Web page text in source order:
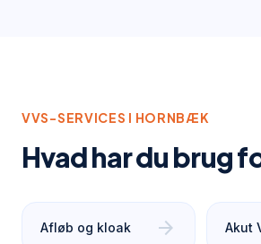
VVS-SERVICES I HORNBÆK
Hvad har du brug
Afløb og kloak arrow_forward Akut